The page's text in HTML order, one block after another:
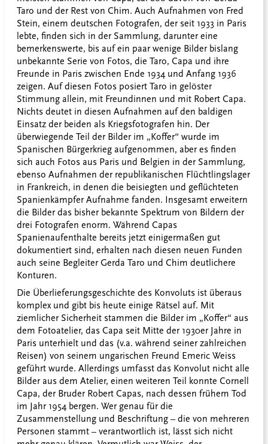
Taro und der Rest von Chim. Auch Aufnahmen von Fred
Stein, einem deutschen Fotografen, der seit 1933 in Paris
lebte, finden sich in der Sammlung, darunter eine
bemerkenswerte, bis auf ein paar wenige Bilder bislang
unbekannte Serie von Fotos, die Taro, Capa und ihre
Freunde in Paris zwischen Ende 1934 und Anfang 1936
zeigen. Auf diesen Fotos posiert Taro in gelöster
Stimmung allein, mit Freundinnen und mit Robert Capa.
Nichts deutet in diesen Aufnahmen auf den baldigen
Einsatz der beiden als Kriegsfotografen hin. Der
überwiegende Teil der Bilder im „Koffer“ wurde im
Spanischen Bürgerkrieg aufgenommen, aber es finden
sich auch Fotos aus Paris und Belgien in der Sammlung,
ebenso Aufnahmen der republikanischen Flüchtlingslager
in Frankreich, in denen die beisiegten und geflüchteten
Spanienkämpfer Aufnahme fanden. Insgesamt erweitern
die Bilder das bisher bekannte Spektrum von Bildern der
drei Fotografen enorm. Während Capas
Spanienaufenthalte bereits jetzt einigermaßen gut
dokumentiert sind, erhalten nach diesen neuen Funden
auch seine Begleiter Gerda Taro und Chim deutlichere
Konturen.
Die Überlieferungsgeschichte des Konvoluts ist überaus
komplex und gibt bis heute einige Rätsel auf. Mit
ziemlicher Sicherheit stammen die Bilder im „Koffer“ aus
dem Fotoatelier, das Capa seit Mitte der 1930er Jahre in
Paris unterhielt und das (v.a. während seiner zahlreichen
Reisen) von seinem ungarischen Freund Emeric Weiss
geführt wurde. Allerdings umfasst das Konvolut nicht alle
Bilder aus dem Atelier, einen weiteren Teil konnte Cornell
Capa, der Bruder Robert Capas, nach dessen frühem Tod
im Jahr 1954 bergen. Wer genau für die
Zusammenstellung und Beschriftung – die von mehreren
Personen stammt – verantwortlich ist, lässt sich nicht